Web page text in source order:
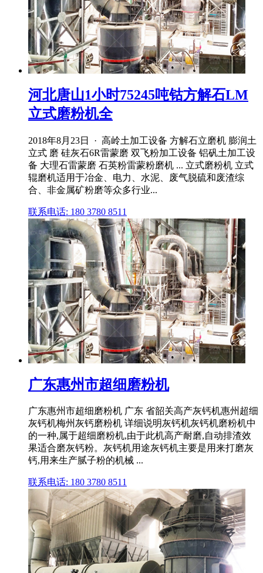
河北唐山1小时75245吨钴方解石LM
立式磨粉机全
2018年8月23日 · 高岭土加工设备 方解石立磨机 膨润土
立式 磨 硅灰石6R雷蒙磨 双飞粉加工设备 铝矾土加工设
备 大理石雷蒙磨 石英粉雷蒙粉磨机 ... 立式磨粉机 立式
辊磨机适用于冶金、电力、水泥、废气脱硫和废渣综
合、非金属矿粉磨等众多行业...
联系电话: 180 3780 8511
广东惠州市超细磨粉机
广东惠州市超细磨粉机 广东 省韶关高产灰钙机惠州超细
灰钙机梅州灰钙磨粉机 详细说明灰钙机灰钙机磨粉机中
的一种,属于超细磨粉机,由于此机高产耐磨,自动排渣效
果适合磨灰钙粉。灰钙机用途灰钙机主要是用来打磨灰
钙,用来生产腻子粉的机械 ...
联系电话: 180 3780 8511